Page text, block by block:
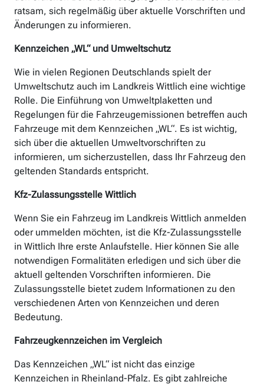
ratsam, sich regelmäßig über aktuelle Vorschriften und
Änderungen zu informieren.
Kennzeichen „WL“ und Umweltschutz
Wie in vielen Regionen Deutschlands spielt der
Umweltschutz auch im Landkreis Wittlich eine wichtige
Rolle. Die Einführung von Umweltplaketten und
Regelungen für die Fahrzeugemissionen betreffen auch
Fahrzeuge mit dem Kennzeichen „WL“. Es ist wichtig,
sich über die aktuellen Umweltvorschriften zu
informieren, um sicherzustellen, dass Ihr Fahrzeug den
geltenden Standards entspricht.
Kfz-Zulassungsstelle Wittlich
Wenn Sie ein Fahrzeug im Landkreis Wittlich anmelden
oder ummelden möchten, ist die Kfz-Zulassungsstelle
in Wittlich Ihre erste Anlaufstelle. Hier können Sie alle
notwendigen Formalitäten erledigen und sich über die
aktuell geltenden Vorschriften informieren. Die
Zulassungsstelle bietet zudem Informationen zu den
verschiedenen Arten von Kennzeichen und deren
Bedeutung.
Fahrzeugkennzeichen im Vergleich
Das Kennzeichen „WL“ ist nicht das einzige
Kennzeichen in Rheinland-Pfalz. Es gibt zahlreiche